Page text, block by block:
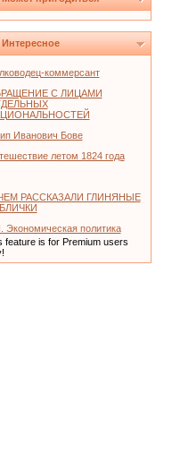
Интересное
коммерсант
С ЛИЦАМИ
Иванович Бове
летом 1824 года
РАССКАЗАЛИ ГЛИНЯНЫЕ
Экономическая политика
feature is for Premium users